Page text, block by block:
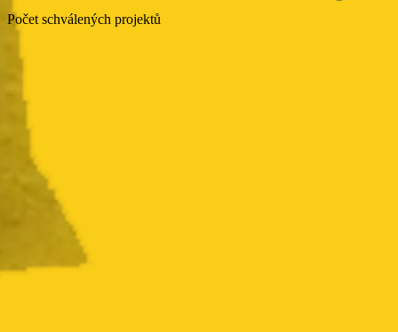
Počet schválených projektů